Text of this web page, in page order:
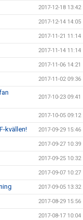
2017-12-18 13:42
2017-12-14 14:05
2017-11-21 11:14
2017-11-14 11:14
2017-11-06 14:21
2017-11-02 09:36
2017-10-23 09:41
2017-10-05 09:12
kvällen! 2017-09-29 15:46
2017-09-27 10:39
2017-09-25 10:32
2017-09-07 10:27
2017-09-05 13:32
2017-08-29 15:56
2017-08-17 10:04